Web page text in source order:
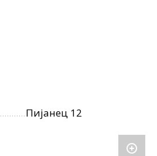
Пијанец 12